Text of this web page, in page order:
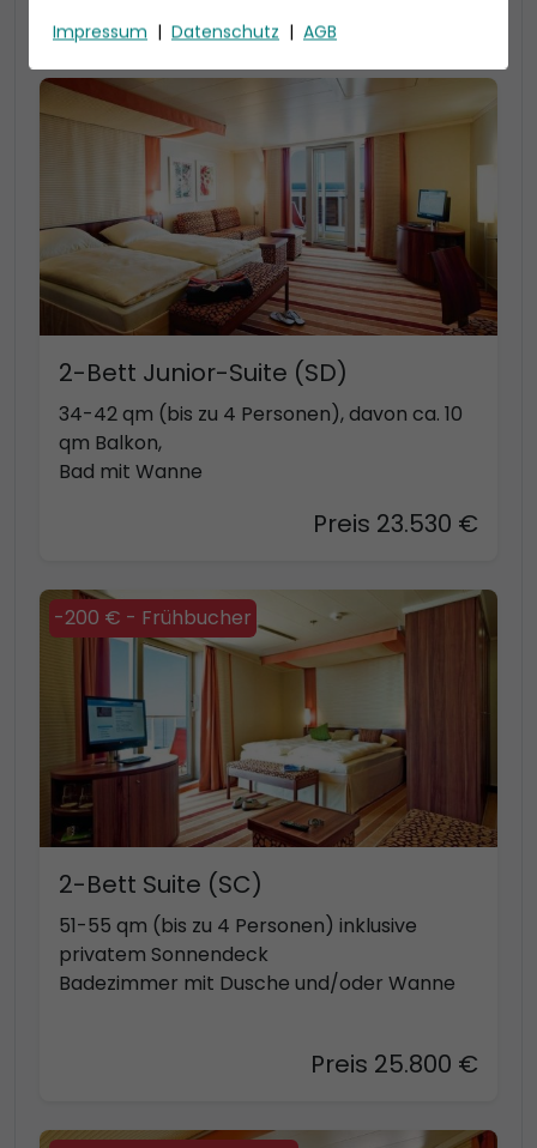
2-Bett Junior-Suite (SD)
34-42 qm (bis zu 4 Personen), davon ca. 10
qm Balkon,
Bad mit Wanne
Preis 23.530 €
-200 € - Frühbucher
2-Bett Suite (SC)
51-55 qm (bis zu 4 Personen) inklusive
privatem Sonnendeck
Badezimmer mit Dusche und/oder Wanne
Preis 25.800 €
Impressum | Datenschutz | AGB